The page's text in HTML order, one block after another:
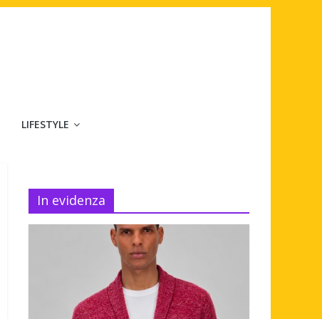
LIFESTYLE
In evidenza